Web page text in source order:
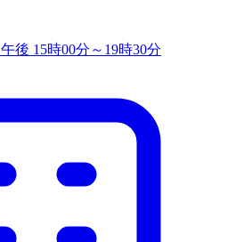
午後 15時00分～19時30分